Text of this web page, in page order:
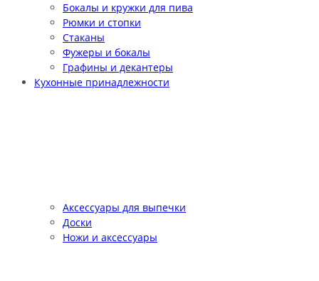
Бокалы и кружки для пива
Рюмки и стопки
Стаканы
Фужеры и бокалы
Графины и декантеры
Кухонные принадлежности
Аксессуары для выпечки
Доски
Ножи и аксессуары